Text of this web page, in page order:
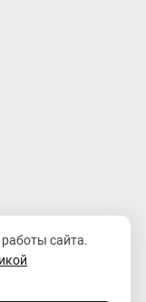
сайта.